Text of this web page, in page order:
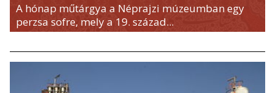
A hónap műtárgya a Néprajzi múzeumban egy
perzsa sofre, mely a 19. század...